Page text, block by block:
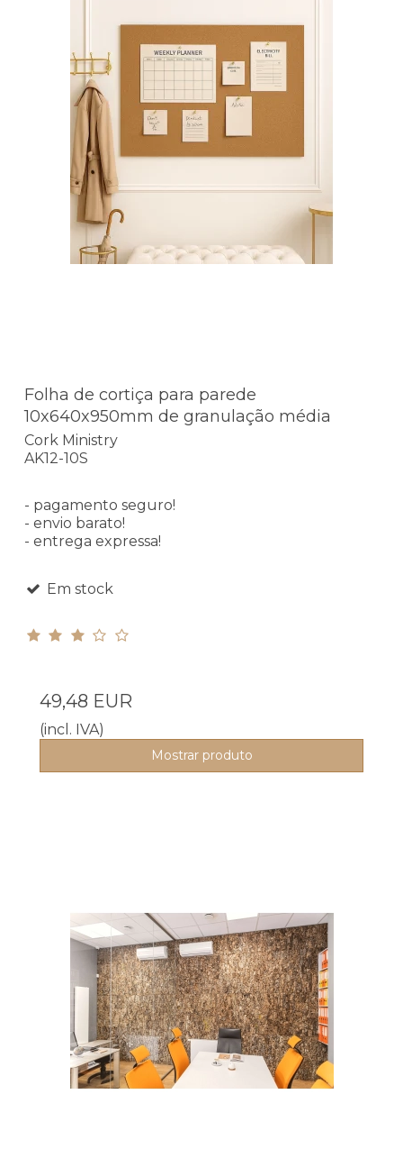
Folha de cortiça para parede
10x640x950mm de granulação média
Cork Ministry
AK12-10S
- pagamento seguro!
- envio barato!
- entrega expressa!
Em stock
49,48 EUR
(incl. IVA)
Mostrar produto